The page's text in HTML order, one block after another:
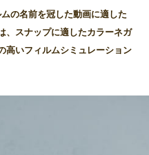
の名前を冠した動画に適した
、スナップに適したカラーネガ
高いフィルムシミュレーション